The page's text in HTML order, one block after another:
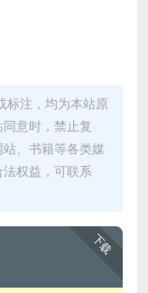
标注，均为本站原
意时，禁止复
、书籍等各类媒
权益，可联系
下载